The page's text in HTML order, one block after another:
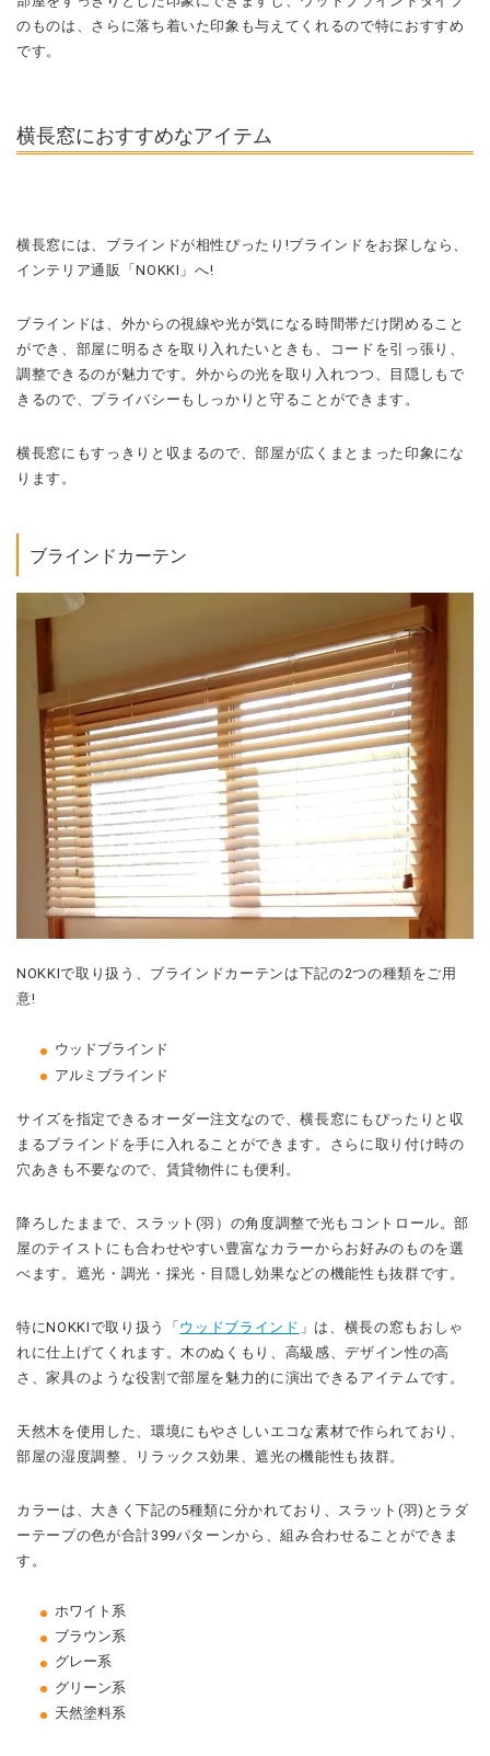
のものは、さらに落ち着いた印象も与えてくれるので特におすすめ
です。
横長窓におすすめなアイテム
横長窓には、ブラインドが相性ぴったり!ブラインドをお探しなら、
インテリア通販「NOKKI」へ!
ブラインドは、外からの視線や光が気になる時間帯だけ閉めること
ができ、部屋に明るさを取り入れたいときも、コードを引っ張り、
調整できるのが魅力です。外からの光を取り入れつつ、目隠しもで
きるので、プライバシーもしっかりと守ることができます。
横長窓にもすっきりと収まるので、部屋が広くまとまった印象にな
ります。
ブラインドカーテン
NOKKIで取り扱う、ブラインドカーテンは下記の2つの種類をご用
意!
ウッドブラインド
アルミブラインド
サイズを指定できるオーダー注文なので、横長窓にもぴったりと収
まるブラインドを手に入れることができます。さらに取り付け時の
穴あきも不要なので、賃貸物件にも便利。
降ろしたままで、スラット(羽）の角度調整で光もコントロール。部
屋のテイストにも合わせやすい豊富なカラーからお好みのものを選
べます。遮光・調光・採光・目隠し効果などの機能性も抜群です。
特にNOKKIで取り扱う「 ウッドブラインド 」は、横長の窓もおしゃ
れに仕上げてくれます。木のぬくもり、高級感、デザイン性の高
さ、家具のような役割で部屋を魅力的に演出できるアイテムです。
天然木を使用した、環境にもやさしいエコな素材で作られており、
部屋の湿度調整、リラックス効果、遮光の機能性も抜群。
カラーは、大きく下記の5種類に分かれており、スラット(羽)とラダ
ーテープの色が合計399パターンから、組み合わせることができま
す。
ホワイト系
ブラウン系
グレー系
グリーン系
天然塗料系